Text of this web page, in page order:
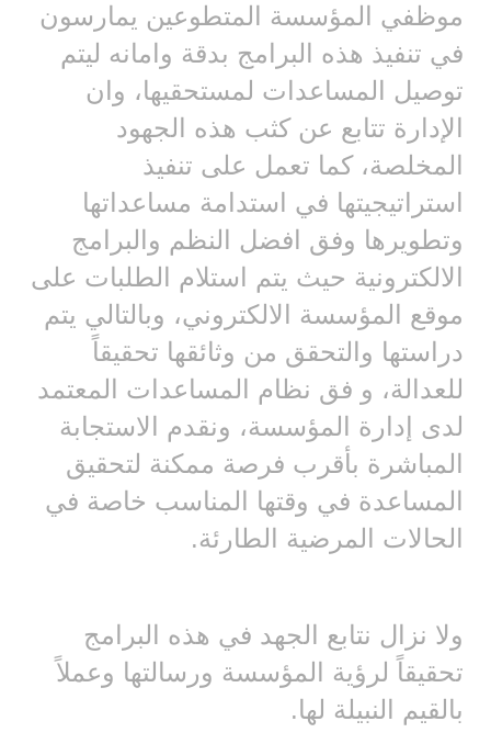
موظفي المؤسسة المتطوعين يمارسون
في تنفيذ هذه البرامج بدقة وامانه ليتم
توصيل المساعدات لمستحقيها، وان
الإدارة تتابع عن كثب هذه الجهود
المخلصة، كما تعمل على تنفيذ
استراتيجيتها في استدامة مساعداتها
وتطويرها وفق افضل النظم والبرامج
الالكترونية حيث يتم استلام الطلبات على
موقع المؤسسة الالكتروني، وبالتالي يتم
دراستها والتحقق من وثائقها تحقيقاً
للعدالة، و فق نظام المساعدات المعتمد
لدى إدارة المؤسسة، ونقدم الاستجابة
المباشرة بأقرب فرصة ممكنة لتحقيق
المساعدة في وقتها المناسب خاصة في
الحالات المرضية الطارئة.
ولا نزال نتابع الجهد في هذه البرامج
تحقيقاً لرؤية المؤسسة ورسالتها وعملاً
بالقيم النبيلة لها.